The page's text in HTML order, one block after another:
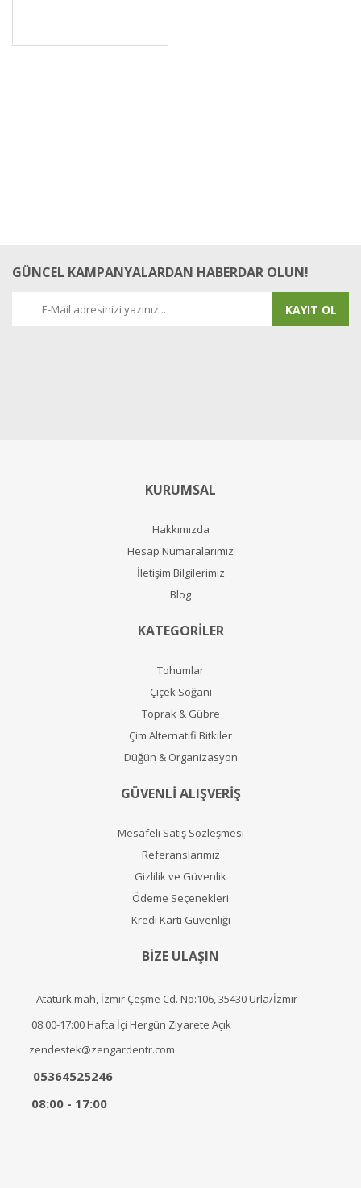
GÜNCEL KAMPANYALARDAN HABERDAR OLUN!
KAYIT OL
KURUMSAL
Hakkımızda
Hesap Numaralarımız
İletişim Bilgilerimiz
Blog
KATEGORİLER
Tohumlar
Çiçek Soğanı
Toprak & Gübre
Çim Alternatifi Bitkiler
Düğün & Organizasyon
GÜVENLİ ALIŞVERİŞ
Mesafeli Satış Sözleşmesi
Referanslarımız
Gizlilik ve Güvenlik
Ödeme Seçenekleri
Kredi Kartı Güvenliği
BİZE ULAŞIN
Atatürk mah, İzmir Çeşme Cd. No:106, 35430 Urla/İzmir
08:00-17:00 Hafta İçi Hergün Ziyarete Açık
zendestek@zengardentr.com
05364525246
08:00 - 17:00